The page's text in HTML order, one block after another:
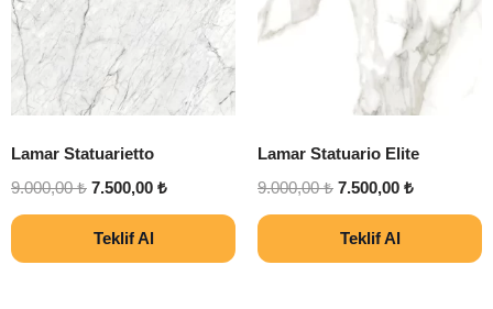
Lamar Statuarietto
9.000,00₺ 7.500,00 ₺
Teklif Al
Lamar Statuario Elite
9.000,00₺ 7.500,00 ₺
Teklif Al